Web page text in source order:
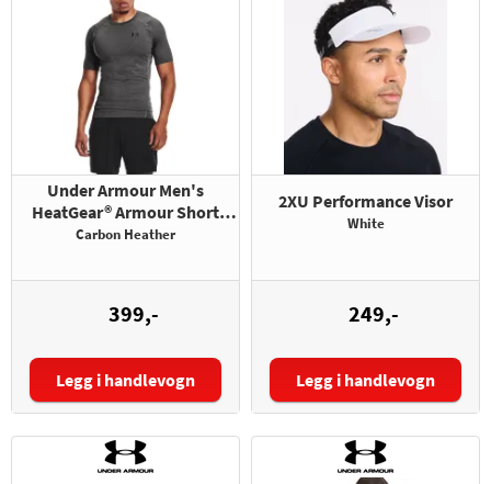
Under Armour Men's
HeatGear® Armour Short
Sleeve
Carbon Heather
399,-
Størrelse:
Legg i handlevogn
2XU Performance Visor
White
249,-
Legg i handlevogn